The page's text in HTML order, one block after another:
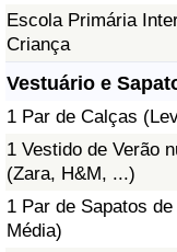
Escola Primária
Criança
Vestuário e
1 Par de Calças
1 Vestido de Verão
(Zara, H&M, ...)
1 Par de Sapatos
Média)